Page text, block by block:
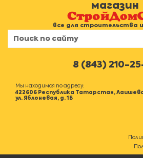
магазин
все для строительства
8 (843) 210-
Мы находимся по адресу:
422606 Республика Татарстан,
ул. Яблоневая, д. 1Б